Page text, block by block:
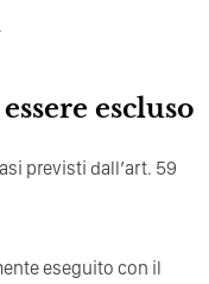
escluso
previsti dall’art. 59